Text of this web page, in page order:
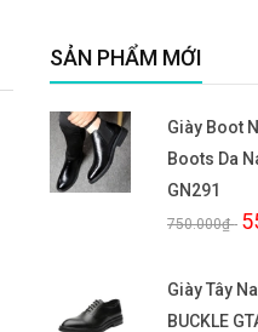
SẢN PHẨM MỚI
Giày Boot
Boots Da
GN291
750.000₫-
Giày Tây
BUCKLE